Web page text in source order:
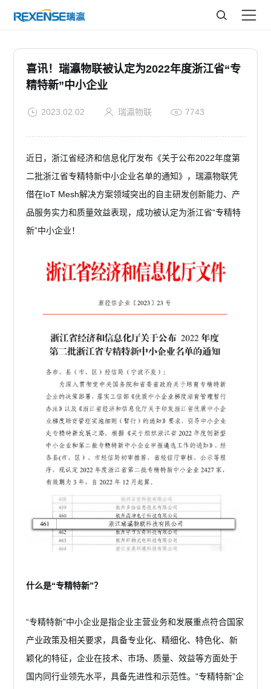
喜讯！瑞瀛物联被认定为2022年度浙江省“专
精特新”中小企业
2023.02.02 瑞瀛物联 7743
近日，浙江省经济和信息化厅发布《关于公布2022年度第
二批浙江省专精特新中小企业名单的通知》，瑞瀛物联凭
借在IoT Mesh解决方案领域突出的自主研发创新能力、产
品服务实力和质量效益表现，成功被认定为浙江省“专精特
新”中小企业！
什么是“专精特新”？
“专精特新”中小企业是指企业主营业务和发展重点符合国家
产业政策及相关要求，具备专业化、精细化、特色化、新
颖化的特征，企业在技术、市场、质量、效益等方面处于
国内同行业领先水平，具备先进性和示范性。“专精特新”企